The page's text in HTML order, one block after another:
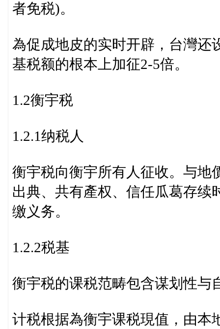
者免税)。
為促成地皮的实时开辟，台灣还
基税额的根本上加征2-5倍。
1.2衡宇税
1.2.1纳税人
衡宇税向衡宇所有人征收。与地
出典、共有產权、信任瓜葛存续
缴义务。
1.2.2税基
衡宇税的课税范畴包含谋划性与
计税根据為衡宇课税現值，由本